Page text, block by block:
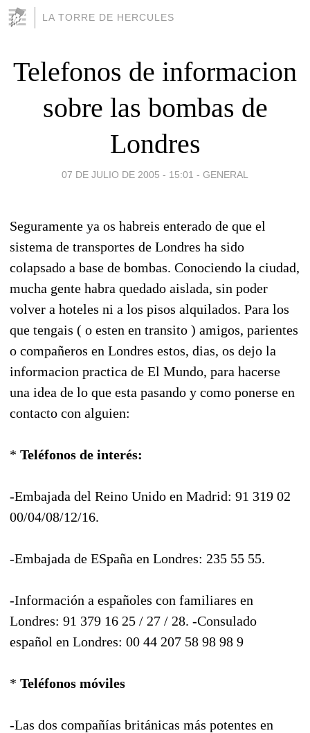
LA TORRE DE HERCULES
Telefonos de informacion
sobre las bombas de
Londres
07 DE JULIO DE 2005 - 15:01 - GENERAL
Seguramente ya os habreis enterado de que el
sistema de transportes de Londres ha sido
colapsado a base de bombas. Conociendo la ciudad,
mucha gente habra quedado aislada, sin poder
volver a hoteles ni a los pisos alquilados. Para los
que tengais ( o esten en transito ) amigos, parientes
o compañeros en Londres estos, dias, os dejo la
informacion practica de El Mundo, para hacerse
una idea de lo que esta pasando y como ponerse en
contacto con alguien:
* Teléfonos de interés:
-Embajada del Reino Unido en Madrid: 91 319 02
00/04/08/12/16.
-Embajada de ESpaña en Londres: 235 55 55.
-Información a españoles con familiares en
Londres: 91 379 16 25 / 27 / 28. -Consulado
español en Londres: 00 44 207 58 98 98 9
* Teléfonos móviles
-Las dos compañías británicas más potentes en